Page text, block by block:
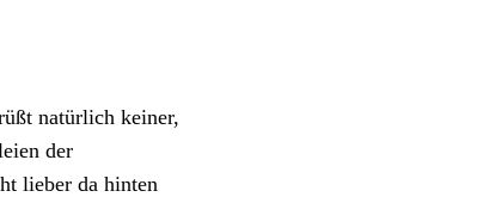
natürlich keiner,
der
lieber da hinten